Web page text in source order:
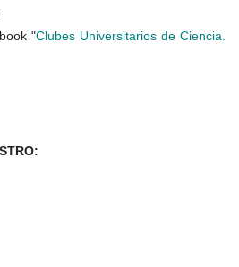
"Clubes Universitarios de Ciencia.